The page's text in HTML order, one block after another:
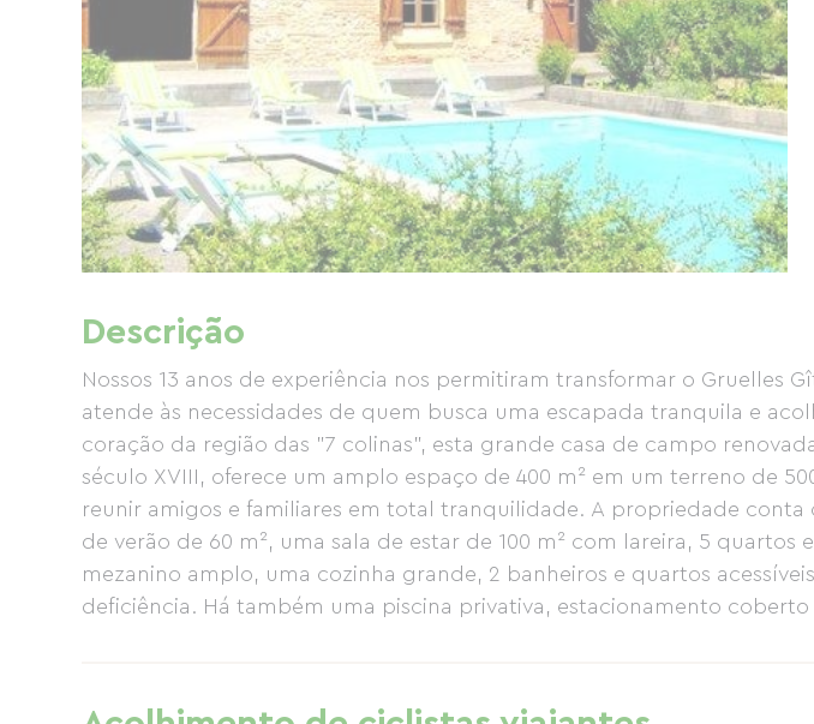
Descrição
Nossos 13 anos de experiência nos permitiram transformar o Gruelles
atende às necessidades de quem busca uma escapada tranquila e
coração da região das "7 colinas", esta grande casa de campo
século XVIII, oferece um amplo espaço de 400 m² em um terreno de
reunir amigos e familiares em total tranquilidade. A propriedade conta
de verão de 60 m², uma sala de estar de 100 m² com lareira, 5 quartos
mezanino amplo, uma cozinha grande, 2 banheiros e quartos
deficiência. Há também uma piscina privativa, estacionamento coberto
oferecidas. O chalé para aluguel por temporada está aberto o ano